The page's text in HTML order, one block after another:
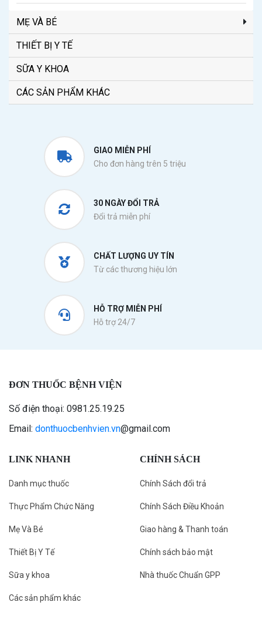
MẸ VÀ BÉ
THIẾT BỊ Y TẾ
SỮA Y KHOA
CÁC SẢN PHẨM KHÁC
GIAO MIỄN PHÍ
Cho đơn hàng trên 5 triệu
30 NGÀY ĐỔI TRẢ
Đổi trả miễn phí
CHẤT LƯỢNG UY TÍN
Từ các thương hiệu lớn
HỖ TRỢ MIỄN PHÍ
Hỗ trợ 24/7
ĐƠN THUỐC BỆNH VIỆN
Số điện thoại: 0981.25.19.25
Email: donthuocbenhvien.vn@gmail.com
LINK NHANH
Danh mục thuốc
Thực Phẩm Chức Năng
Mẹ Và Bé
Thiết Bị Y Tế
Sữa y khoa
Các sản phẩm khác
CHÍNH SÁCH
Chính Sách đổi trả
Chính Sách Điều Khoản
Giao hàng & Thanh toán
Chính sách bảo mật
Nhà thuốc Chuẩn GPP